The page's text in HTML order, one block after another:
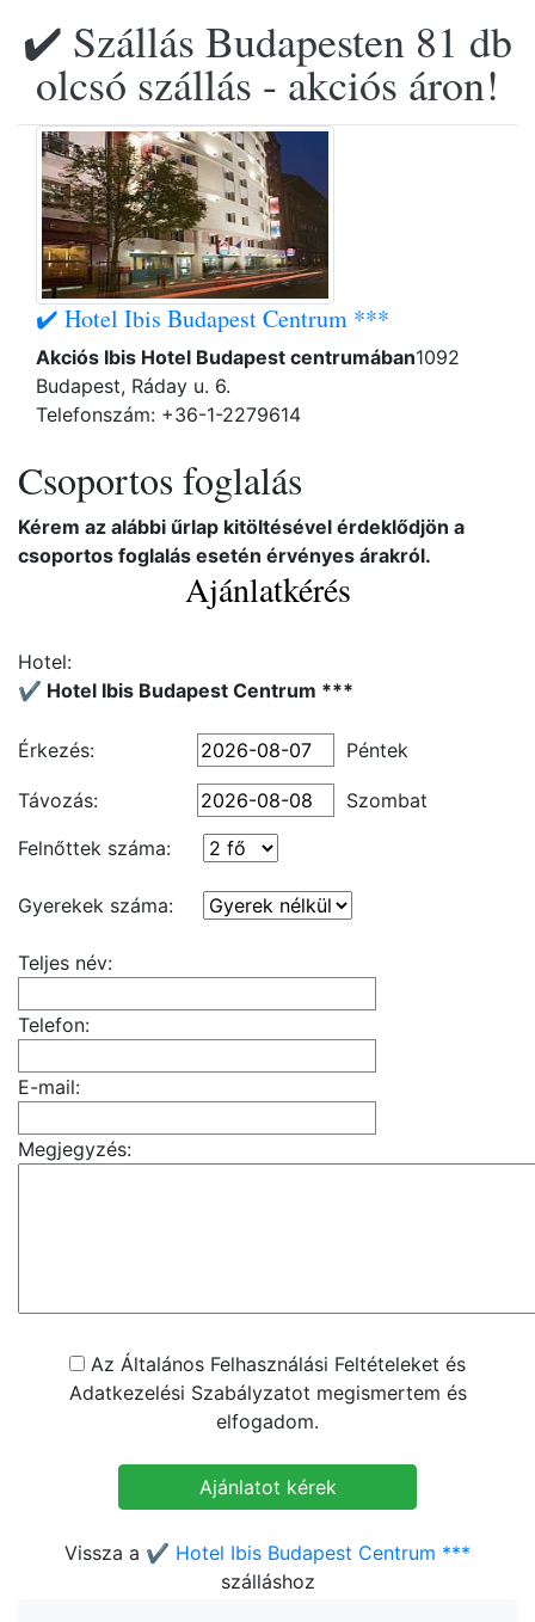
✔️ Szállás Budapesten 81 db
olcsó szállás - akciós áron!
✔️ Hotel Ibis Budapest Centrum ***
Akciós Ibis Hotel Budapest centrumában1092
Budapest, Ráday u. 6.
Telefonszám: +36-1-2279614
Csoportos foglalás
Kérem az alábbi űrlap kitöltésével érdeklődjön a
csoportos foglalás esetén érvényes árakról.
Ajánlatkérés
Hotel:
✔️ Hotel Ibis Budapest Centrum ***
Érkezés: Péntek
Távozás:
Szombat
Felnőttek száma:
Gyerekek száma:
Teljes név:
Telefon:
E-mail:
Megjegyzés:
Az Általános Felhasználási Feltételeket és
Adatkezelési Szabályzatot megismertem és
elfogadom.
Vissza a ✔️ Hotel Ibis Budapest Centrum ***
szálláshoz